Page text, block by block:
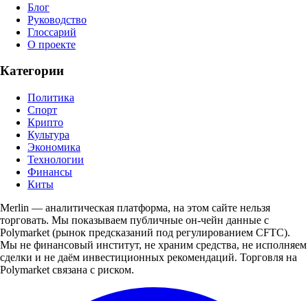
Блог
Руководство
Глоссарий
О проекте
Категории
Политика
Спорт
Крипто
Культура
Экономика
Технологии
Финансы
Киты
Merlin — аналитическая платформа, на этом сайте нельзя
торговать. Мы показываем публичные он-чейн данные с
Polymarket (рынок предсказаний под регулированием CFTC).
Мы не финансовый институт, не храним средства, не исполняем
сделки и не даём инвестиционных рекомендаций. Торговля на
Polymarket связана с риском.